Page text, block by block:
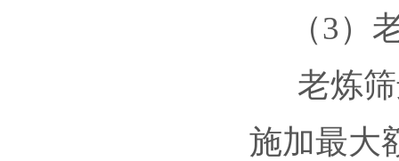
（3）
老炼筛
施加最大